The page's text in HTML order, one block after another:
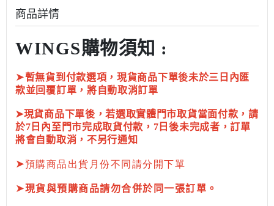
商品詳情
WINGS購物須知 :
➤暫無貨到付款選項，現貨商品下單後未於三日內匯
款並回覆訂單，將自動取消訂單
➤現貨商品下單後，若選取實體門市取貨當面付款，請
於7日內至門市完成取貨付款，7日後未完成者，訂單
將會自動取消，不另行通知
➤預購商品出貨月份不同請分開下單
➤現貨與預購商品請勿合併於同一張訂單。